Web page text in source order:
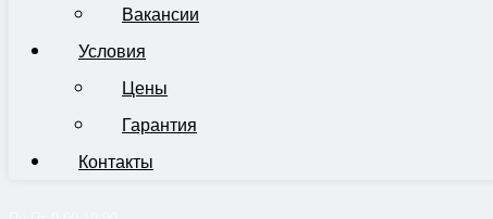
Вакансии
Условия
Цены
Гарантия
Контакты